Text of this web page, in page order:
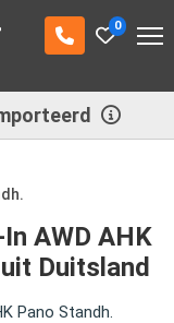
0
AWD AHK
Duitsland
Pano Standh.